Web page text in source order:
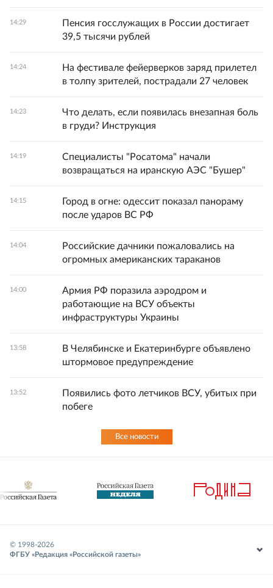
14:29
Пенсия госслужащих в России достигает
39,5 тысячи рублей
14:24
На фестивале фейерверков заряд прилетел
в толпу зрителей, пострадали 27 человек
14:23
Что делать, если появилась внезапная боль
в груди? Инструкция
14:19
Специалисты "Росатома" начали
возвращаться на иранскую АЭС "Бушер"
14:15
Город в огне: одессит показал панораму
после ударов ВС РФ
14:04
Российские дачники пожаловались на
огромных американских тараканов
14:00
Армия РФ поразила аэродром и
работающие на ВСУ объекты
инфраструктуры Украины
13:58
В Челябинске и Екатеринбурге объявлено
штормовое предупреждение
13:52
Появились фото летчиков ВСУ, убитых при
побеге
Все новости
© 1998-2026
ФГБУ «Редакция «Российской газеты»